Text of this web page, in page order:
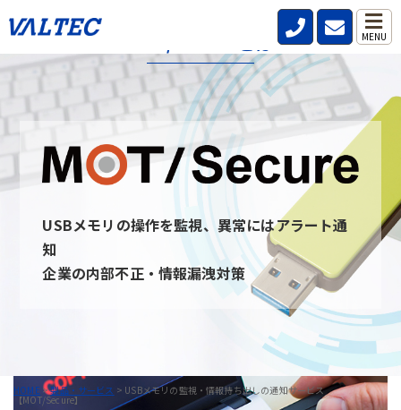
MENU
HOME >製品・サービス > USBメモリの監視・情報持ち出しの通知サービス
【MOT/Secure】
USBメモリの操作を監視、異常にはアラート通
知
企業の内部不正・情報漏洩対策
MOT/secureとは、社内・社外問わず従業員が利用するPCのUSB
デバイスを監視し、いつ・誰が・どんな情報を持ち出したのか記
録と通知を行うことができるサービスです。
USBデバイスを監視することを周知させることで情報の持ち出し
を牽制し、防止できます。 また、MOT/secureと通信ができない
MOT/Secureへのお問い合わせ